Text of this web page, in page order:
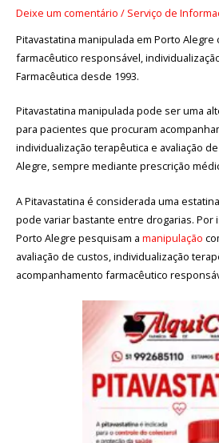
Deixe um comentário / Serviço de
Pitavastatina manipulada em Porto
farmacêutico responsável,
Farmacêutica desde 1993.
Pitavastatina manipulada pode ser uma
para pacientes que procuram
individualização terapêutica e avaliação
Alegre, sempre mediante prescrição
A Pitavastatina é considerada uma
pode variar bastante entre drogarias. Por
Porto Alegre pesquisam a manipulação
avaliação de custos, individualização
acompanhamento farmacêutico